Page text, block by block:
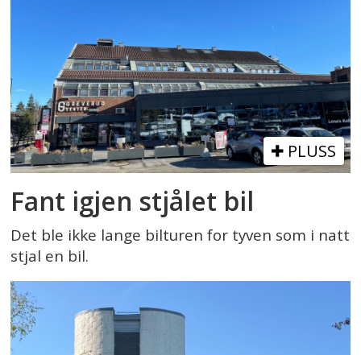
PLUSS
Fant igjen stjålet bil
Det ble ikke lange bilturen for tyven som i natt
stjal en bil.